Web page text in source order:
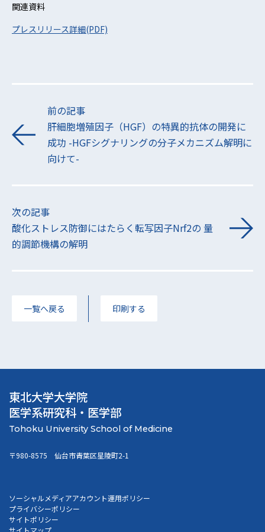
関連資料
プレスリリース詳細(PDF)
前の記事
肝細胞増殖因子（HGF）の特異的抗体の開発に
成功 -HGFシグナリングの分子メカニズム解明に
向けて-
次の記事
酸化ストレス防御にはたらく転写因子Nrf2の 量
的調節機構の解明
一覧へ戻る 印刷する
東北大学大学院
医学系研究科・医学部
〒980-8575 仙台市青葉区星陵町2-1
ソーシャルメディアアカウント運用ポリシー
プライバシーポリシー
サイトポリシー
サイトマップ